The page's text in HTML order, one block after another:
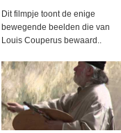
Dit filmpje toont de enige
bewegende beelden die van
Louis Couperus bewaard..